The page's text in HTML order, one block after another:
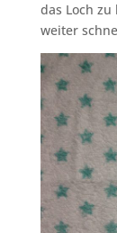
das Loch
weiter